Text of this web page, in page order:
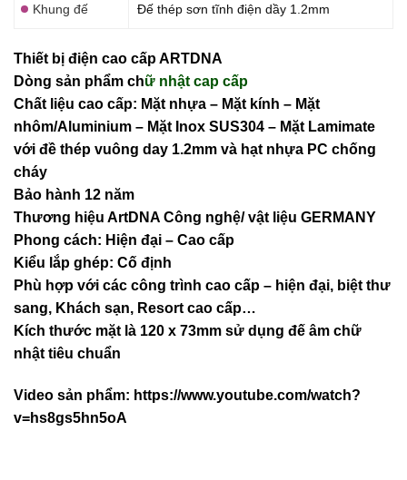
Khung đế Đế thép sơn tĩnh điện dầy 1.2mm
Thiết bị điện cao cấp ARTDNA
Dòng sản phẩm chữ nhật cap cấp
Chất liệu cao cấp: Mặt nhựa – Mặt kính – Mặt
nhôm/Aluminium – Mặt Inox SUS304 – Mặt Lamimate
với đề thép vuông day 1.2mm và hạt nhựa PC chống
cháy
Bảo hành 12 năm
Thương hiệu ArtDNA Công nghệ/ vật liệu GERMANY
Phong cách: Hiện đại – Cao cấp
Kiểu lắp ghép: Cố định
Phù hợp với các công trình cao cấp – hiện đại, biệt thư
sang, Khách sạn, Resort cao cấp…
Kích thước mặt là 120 x 73mm sử dụng đế âm chữ
nhật tiêu chuẩn
Video sản phẩm: https://www.youtube.com/watch?
v=hs8gs5hn5oA